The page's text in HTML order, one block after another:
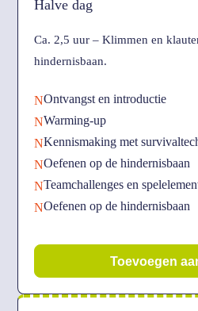
Halve dag
Ca. 2,5 uur – Klimmen en
hindernisbaan.
NOntvangst en introductie
NWarming-up
NKennismaking met
NOefenen op de hindernisbaan
NTeamchallenges en
NOefenen op de hindernisbaan
Toevoegen